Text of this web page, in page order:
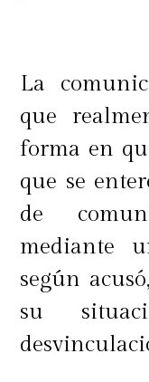
La
que
forma en
que se
de
mediante
según
su